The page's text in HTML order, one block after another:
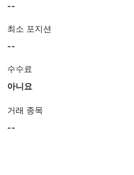
--
최소 포지션
--
수수료
아니요
거래 종목
--